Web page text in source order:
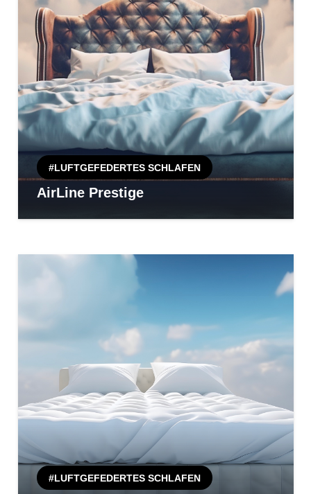
#LUFTGEFEDERTES SCHLAFEN
AirLine Prestige
#LUFTGEFEDERTES SCHLAFEN